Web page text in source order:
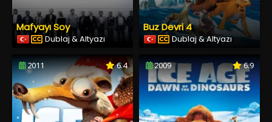
Mafyayı Soy
Dublaj & Altyazı
Buz Devri 4
Dublaj & Altyazı
2011 6.4 2009 6.9